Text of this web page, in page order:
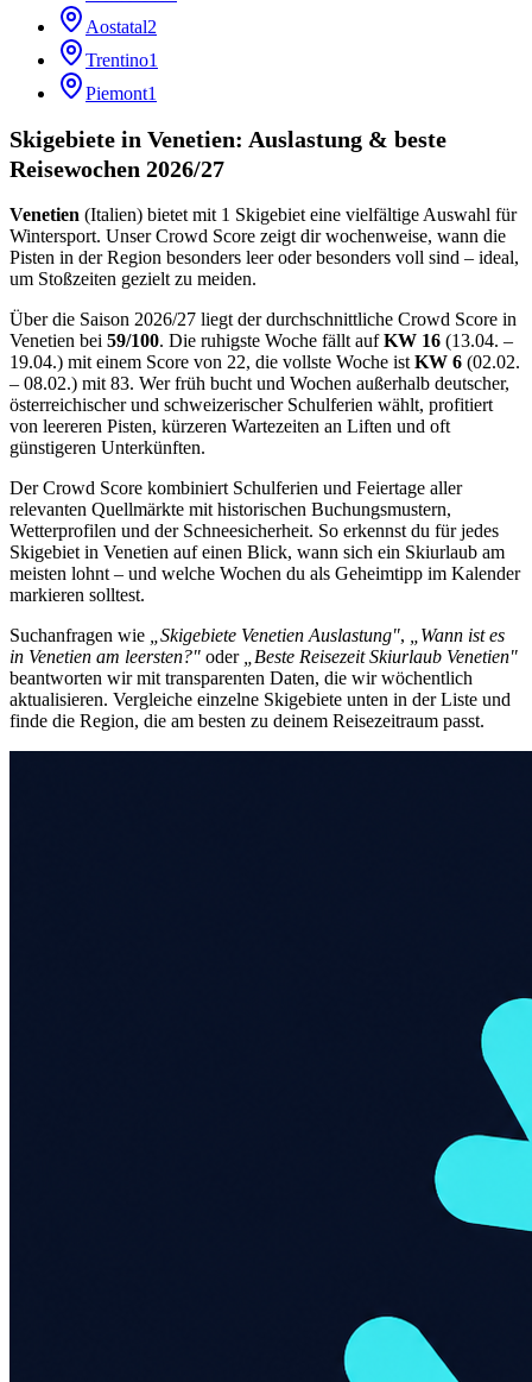
Aostatal2
Trentino1
Piemont1
Skigebiete in Venetien: Auslastung & beste
Reisewochen 2026/27
Venetien (Italien) bietet mit 1 Skigebiet eine vielfältige Auswahl für
Wintersport. Unser Crowd Score zeigt dir wochenweise, wann die
Pisten in der Region besonders leer oder besonders voll sind – ideal,
um Stoßzeiten gezielt zu meiden.
Über die Saison 2026/27 liegt der durchschnittliche Crowd Score in
Venetien bei 59/100. Die ruhigste Woche fällt auf KW 16 (13.04. –
19.04.) mit einem Score von 22, die vollste Woche ist KW 6 (02.02.
– 08.02.) mit 83. Wer früh bucht und Wochen außerhalb deutscher,
österreichischer und schweizerischer Schulferien wählt, profitiert
von leereren Pisten, kürzeren Wartezeiten an Liften und oft
günstigeren Unterkünften.
Der Crowd Score kombiniert Schulferien und Feiertage aller
relevanten Quellmärkte mit historischen Buchungsmustern,
Wetterprofilen und der Schneesicherheit. So erkennst du für jedes
Skigebiet in Venetien auf einen Blick, wann sich ein Skiurlaub am
meisten lohnt – und welche Wochen du als Geheimtipp im Kalender
markieren solltest.
Suchanfragen wie
„Skigebiete Venetien Auslastung",
„Wann ist es
in Venetien am leersten?" oder „Beste Reisezeit Skiurlaub Venetien"
beantworten wir mit transparenten Daten, die wir wöchentlich
aktualisieren. Vergleiche einzelne Skigebiete unten in der Liste und
finde die Region, die am besten zu deinem Reisezeitraum passt.